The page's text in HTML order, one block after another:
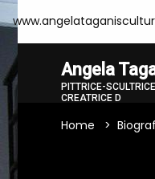
Angela
PITTRICE-SCULTRICE
CREATRICE D
Home